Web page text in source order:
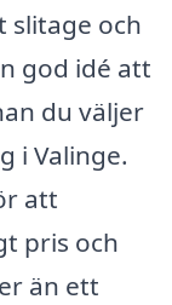
slitage och
god idé att
du väljer
i Valinge.
att
pris och
än ett